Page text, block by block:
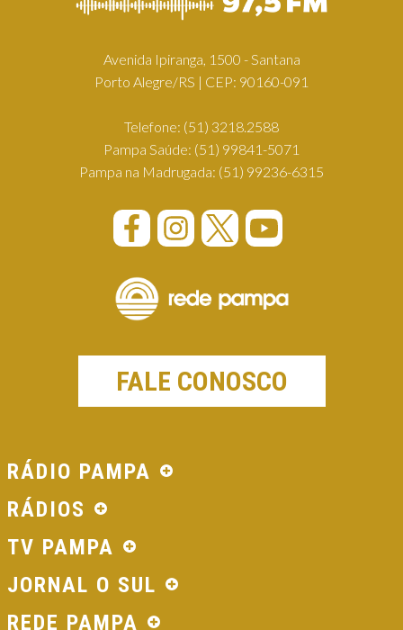
Avenida Ipiranga, 1500 - Santana
Porto Alegre/RS | CEP: 90160-091
Telefone: (51) 3218.2588
Pampa Saúde: (51) 99841-5071
Pampa na Madrugada: (51) 99236-6315
FALE CONOSCO
RÁDIO PAMPA
RÁDIOS
TV PAMPA
JORNAL O SUL
REDE PAMPA